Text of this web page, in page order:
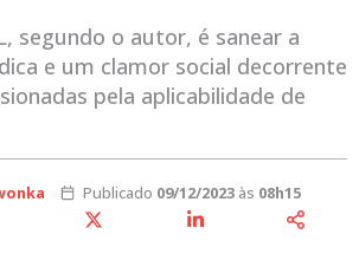
segundo o autor, é sanear a
e um clamor social decorrente
pela aplicabilidade de
Publicado 09/12/2023às 08h15